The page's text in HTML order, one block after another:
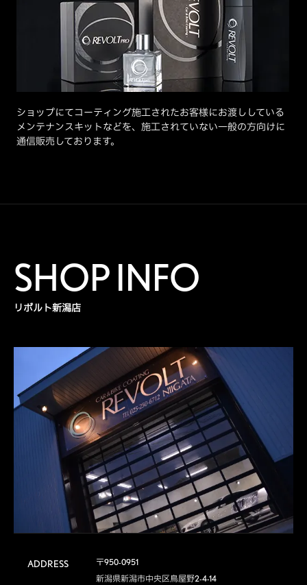
ショップにてコーティング施工されたお客様にお渡ししている
メンテナンスキットなどを、施工されていない一般の方向けに
通信販売しております。
SHOP INFO
リボルト新潟店
ADDRESS
〒950-0951
新潟県新潟市中央区鳥屋野2-4-14